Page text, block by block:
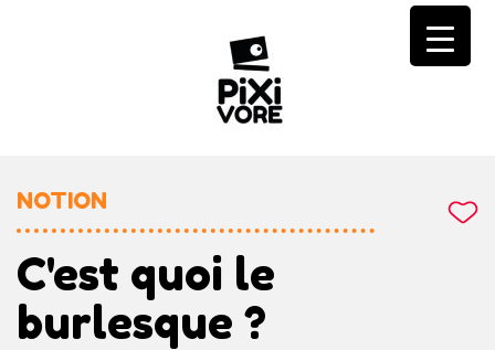
NOTION
C'est quoi le
burlesque ?